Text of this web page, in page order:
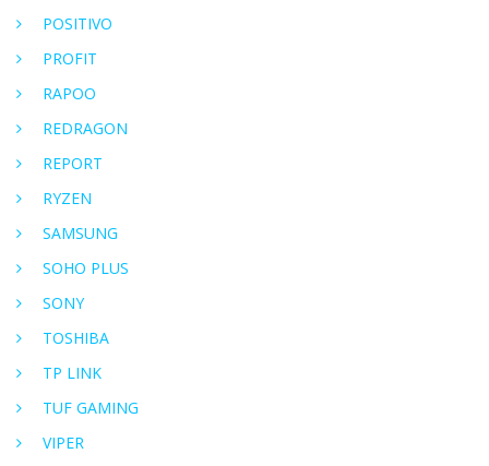
POSITIVO
PROFIT
RAPOO
REDRAGON
REPORT
RYZEN
SAMSUNG
SOHO PLUS
SONY
TOSHIBA
TP LINK
TUF GAMING
VIPER